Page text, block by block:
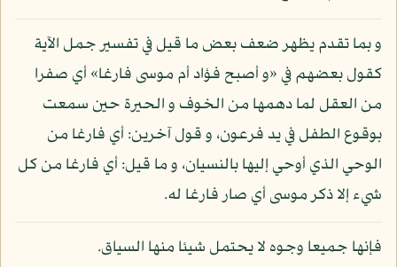
و بما تقدم يظهر ضعف بعض ما قيل في تفسير جمل الآية
كقول بعضهم في «و أصبح فؤاد أم موسى فارغا» أي صفرا
من العقل لما دهمها من الخوف و الحيرة حين سمعت
بوقوع الطفل في يد فرعون، و قول آخرين: أي فارغا من
الوحي الذي أوحي إليها بالنسيان، و ما قيل: أي فارغا من كل
شيء إلا ذكر موسى أي صار فارغا له.
فإنها جميعا وجوه لا يحتمل شيئا منها السياق.